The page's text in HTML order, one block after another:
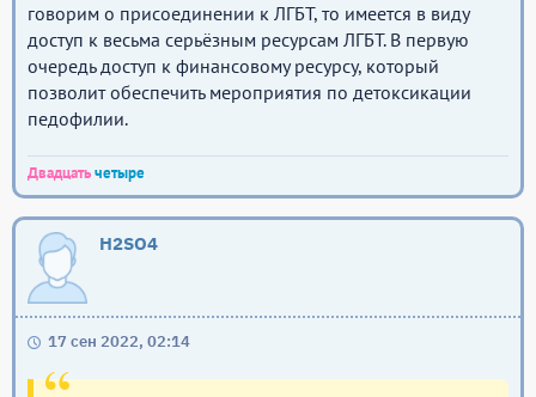
говорим о присоединении к ЛГБТ, то имеется в виду
доступ к весьма серьёзным ресурсам ЛГБТ. В первую
очередь доступ к финансовому ресурсу, который
позволит обеспечить мероприятия по детоксикации
педофилии.
Двадцатьчетыре
H2SO4
17 сен 2022, 02:14